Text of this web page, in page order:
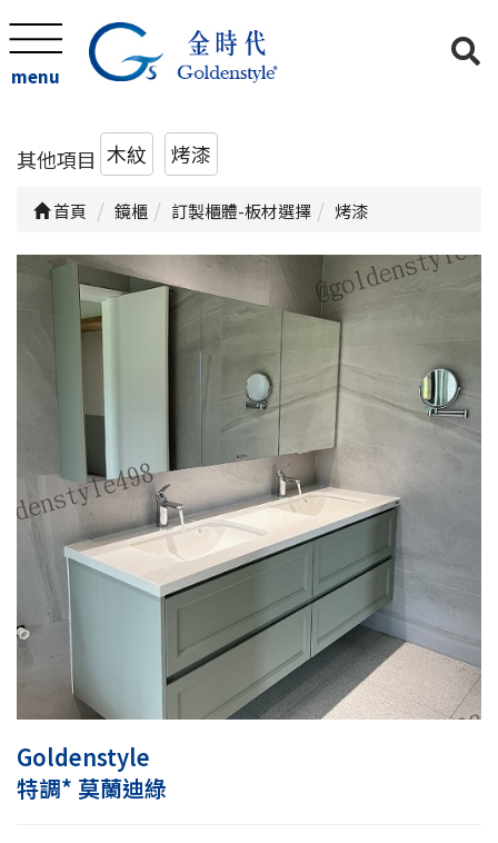
menu
其他項目 木紋 烤漆
首頁 鏡櫃 訂製櫃體-板材選擇 烤漆
Goldenstyle
特調* 莫蘭迪綠